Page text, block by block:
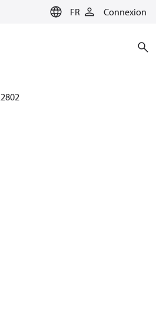
FR Connexion